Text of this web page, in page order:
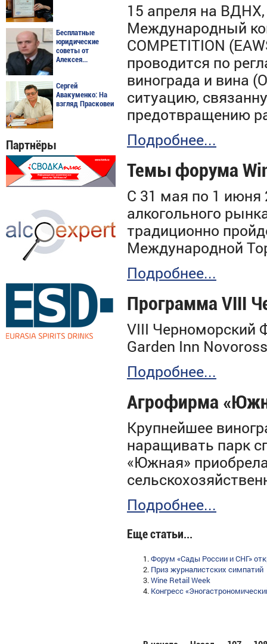
Бесплатные
юридические
советы от
Алексея...
Сергей
Авакуменко: На
взгляд Прасковеи
Партнёры
15 апреля на
Международный
COMPETITION
проводится по
винограда и вина
ситуацию,
предотвращению
Подробнее...
Темы форума
С 31 мая по 1 июня
алкогольного
традиционно
Международной
Подробнее...
Программа VIII
VIII Черноморский
Garden Inn
Подробнее...
Агрофирма
Крупнейшее
наращивать парк
«Южная»
Подробнее...
Еще статьи...
Форум «Сады России и СНГ»
Приз журналистских симпатий
Wine Retail Week
Конгресс